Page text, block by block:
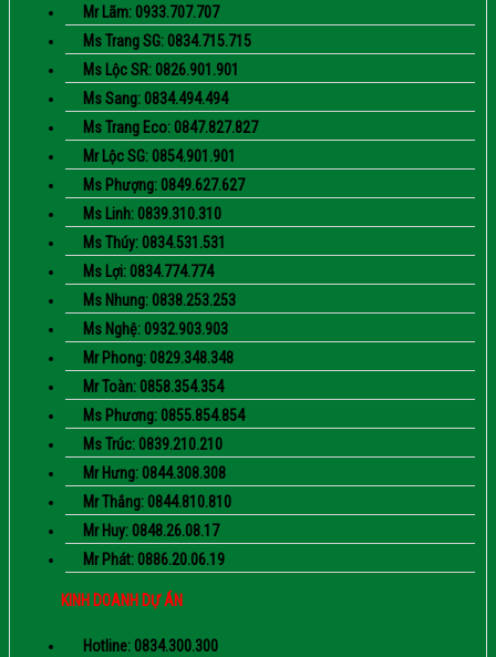
Mr Lãm: 0933.707.707
Ms Trang SG: 0834.715.715
Ms Lộc SR: 0826.901.901
Ms Sang: 0834.494.494
Ms Trang Eco: 0847.827.827
Mr Lộc SG: 0854.901.901
Ms Phượng: 0849.627.627
Ms Linh: 0839.310.310
Ms Thúy: 0834.531.531
Ms Lợi: 0834.774.774
Ms Nhung: 0838.253.253
Ms Nghệ: 0932.903.903
Mr Phong: 0829.348.348
Mr Toàn: 0858.354.354
Ms Phương: 0855.854.854
Ms Trúc: 0839.210.210
Mr Hưng: 0844.308.308
Mr Thắng: 0844.810.810
Mr Huy: 0848.26.08.17
Mr Phát: 0886.20.06.19
KINH DOANH DỰ ÁN
Hotline: 0834.300.300